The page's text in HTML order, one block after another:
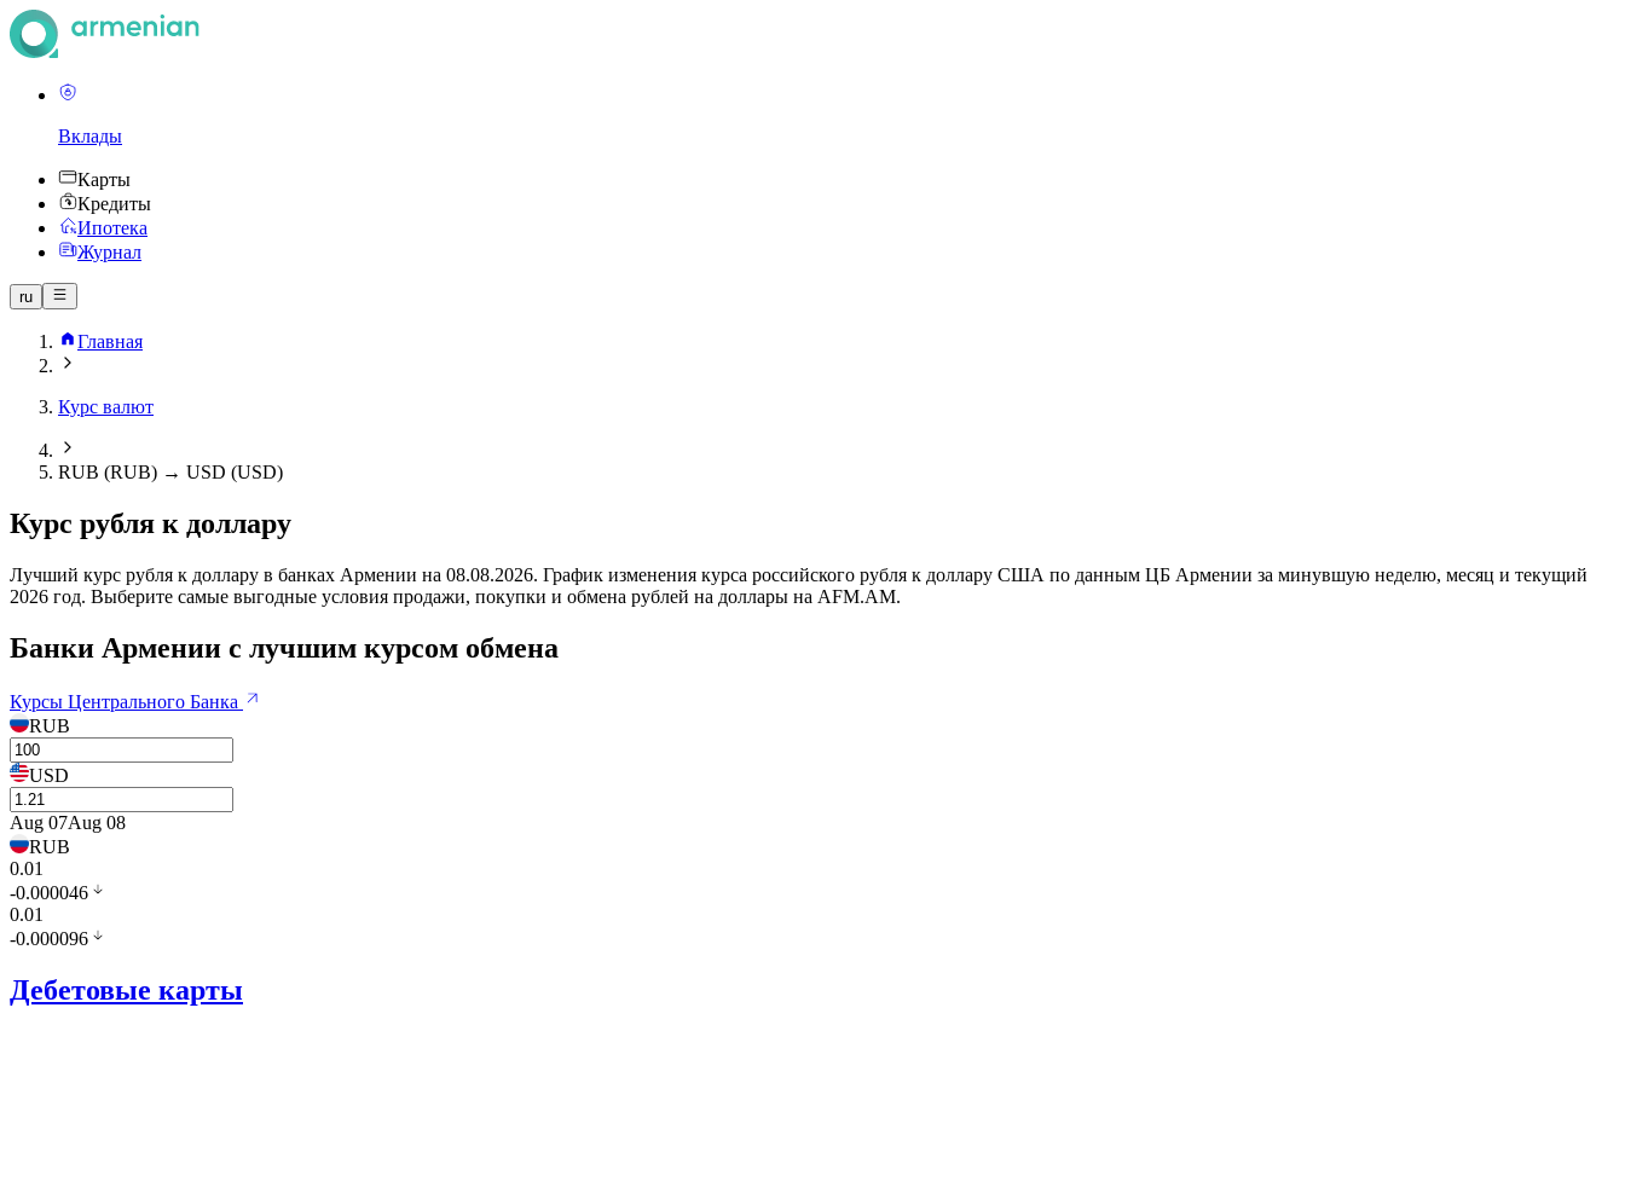
Вклады
Карты
Кредиты
Ипотека
Журнал
ru
Главная
Курс валют
RUB (RUB) → USD (USD)
Курс рубля к доллару
Лучший курс рубля к доллару в банках Армении на 08.08.2026. График изменения курса российского рубля к доллару США по данным ЦБ Армении за минувшую неделю, месяц и текущий
2026 год. Выберите самые выгодные условия продажи, покупки и обмена рублей на доллары на AFM.AM.
Банки Армении с лучшим курсом обмена
Курсы Центрального Банка
RUB
USD
Aug 07Aug 08
RUB
0.01
-0.000046
0.01
-0.000096
Дебетовые карты